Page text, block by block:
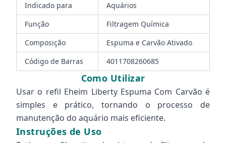
Indicado para
Aquários
Função
Filtragem Química
Composição
Espuma e Carvão Ativado
Código de Barras
4011708260685
Como Utilizar
Usar o refil Eheim Liberty Espuma Com Carvão é
simples e prático, tornando o processo de
manutenção do aquário mais eficiente.
Instruções de Uso